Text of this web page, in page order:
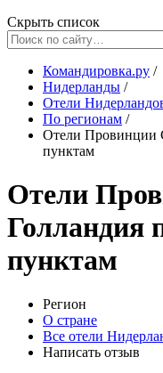
Скрыть список
Командировка.ру /
Нидерланды /
Отели
По регионам /
Отели Провинции
пунктам
Отели
Голландия
пунктам
Регион
О стране
Все отели
Написать отзыв